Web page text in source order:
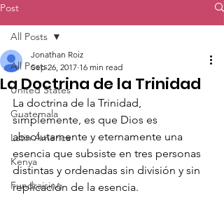
Post
All Posts
United States
Guatemala
Latin America
Kenya
Fundraising
All Posts
La Doctrina de la Trinidad
Jonathan Roiz
Sep 26, 2017 16 min read
La doctrina de la Trinidad,
simplemente, es que Dios es
absolutamente y eternamente una
esencia que subsiste en tres personas
distintas y ordenadas sin división y sin
replicación de la esencia.